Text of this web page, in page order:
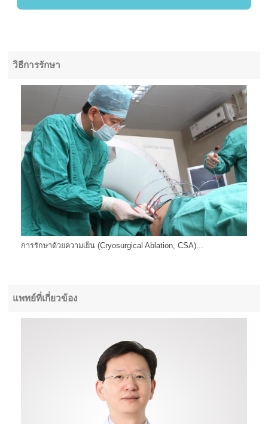
วิธีการรักษา
การรักษาด้วยความเย็น (Cryosurgical Ablation, CSA)...
แพทย์ที่เกี่ยวข้อง